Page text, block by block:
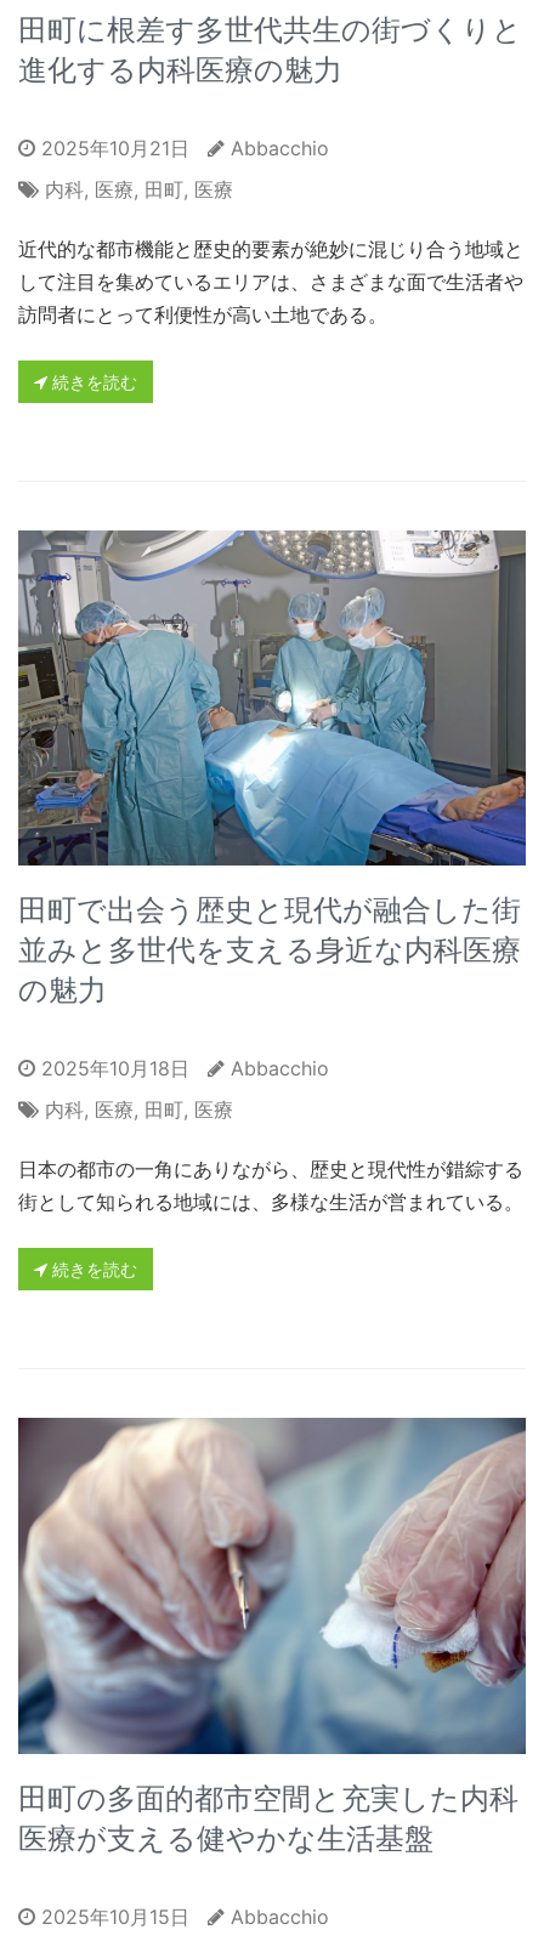
田町に根差す多世代共生の街づくりと
進化する内科医療の魅力
2025年10月21日
Abbacchio
内科, 医療, 田町, 医療
近代的な都市機能と歴史的要素が絶妙に混じり合う地域と
して注目を集めているエリアは、さまざまな面で生活者や
訪問者にとって利便性が高い土地である。
続きを読む
田町で出会う歴史と現代が融合した街
並みと多世代を支える身近な内科医療
の魅力
2025年10月18日
Abbacchio
内科, 医療, 田町, 医療
日本の都市の一角にありながら、歴史と現代性が錯綜する
街として知られる地域には、多様な生活が営まれている。
続きを読む
田町の多面的都市空間と充実した内科
医療が支える健やかな生活基盤
2025年10月15日 Abbacchio